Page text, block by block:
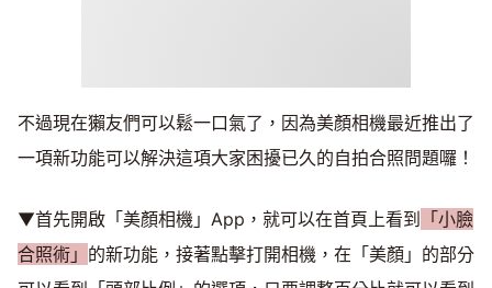
不過現在獺友們可以鬆一口氣了，因為美顏相機最近推出了
一項新功能可以解決這項大家困擾已久的自拍合照問題囉！
▼首先開啟「美顏相機」App，就可以在首頁上看到
「小臉
合照術」 的新功能，接著點擊打開相機，在「美顏」的部分